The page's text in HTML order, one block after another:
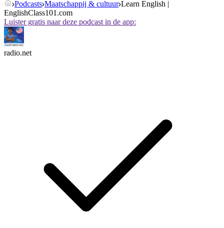
Podcasts Maatschappij & cultuur Learn English |
EnglishClass101.com
Luister gratis naar deze podcast in de app:
radio.net